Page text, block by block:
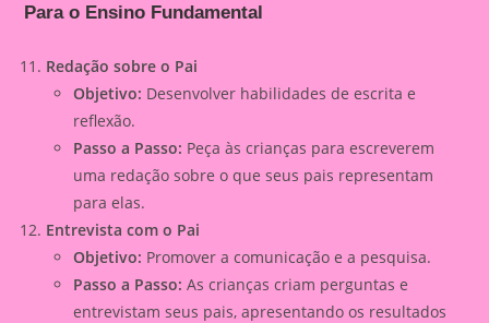
Para o Ensino Fundamental
Redação sobre o Pai
Objetivo: Desenvolver habilidades de escrita e
reflexão.
Passo a Passo: Peça às crianças para escreverem
uma redação sobre o que seus pais representam
para elas.
Entrevista com o Pai
Objetivo: Promover a comunicação e a pesquisa.
Passo a Passo: As crianças criam perguntas e
entrevistam seus pais, apresentando os resultados